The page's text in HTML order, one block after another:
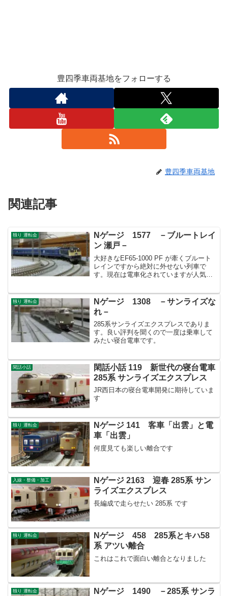
豊四季車両基地をフォローする
豊四季車両基地
関連記事
独り 運転会
Nゲージ 1577 －ブルートレイ
ン 瀬戸－
大好きなEF65-1000 PF が牽くブルート
レインですから絶対に外せない列車で
す。現在は電車化されていますが人気の
ですね！
独り 運転会
Nゲージ 1308 －サンライズな
れ－
285系サンライズエクスプレスでありま
す。良い評判を聞くので一度は乗車して
みたい寝台電車です。
閑話小話
閑話小話 119 新世代の寝台電車
285系 サンライズエクスプレス
JR西日本の寝台電車開発に期待していま
す
独り 運転会
Nゲージ 141 客車「出雲」と電
車「出雲」
何度見ても楽しい離合です
入線・整備・加工
Nゲージ 2163 迎春 285系 サン
ライズエクスプレス
長編成で走らせたい 285系 です
独り 運転会
Nゲージ 458 285系とキハ58
系 アツい離合
これはこれで面白い離合となりました
独り 運転会
Nゲージ 1490 －285系 サンラ